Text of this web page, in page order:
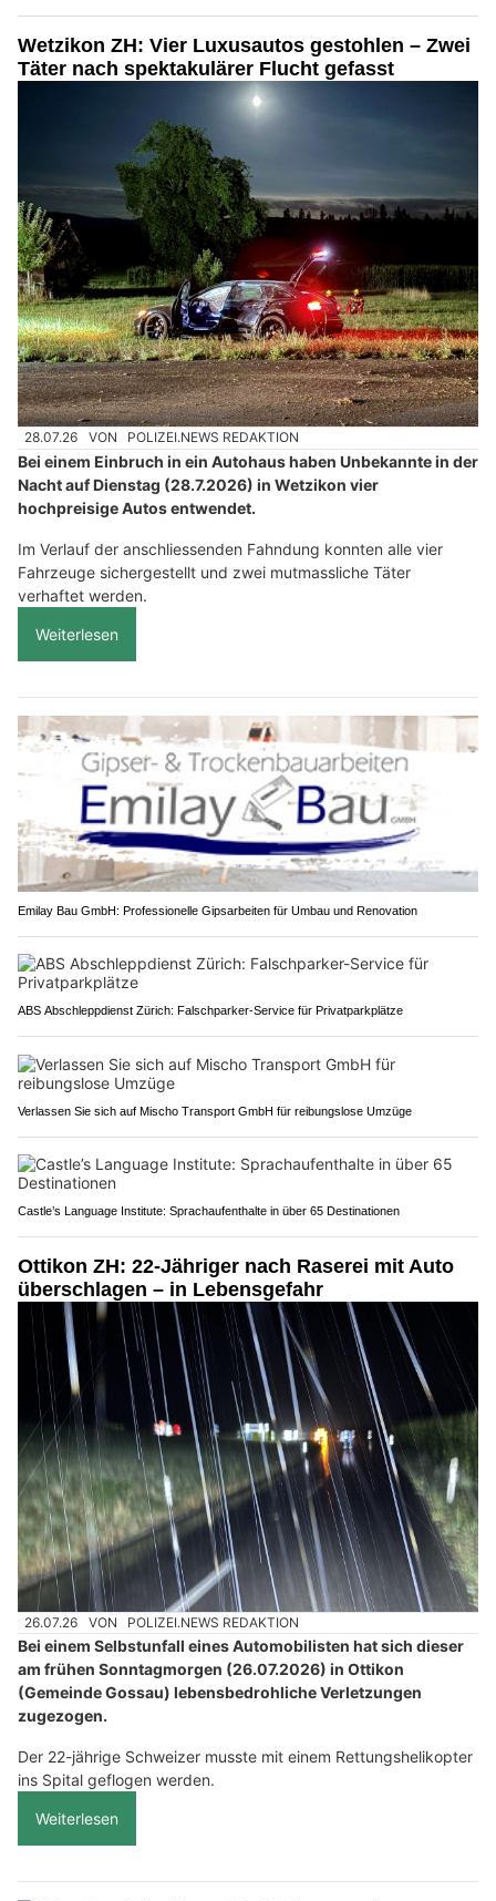
Wetzikon ZH: Vier Luxusautos gestohlen – Zwei
Täter nach spektakulärer Flucht gefasst
28.07.26 VON POLIZEI.NEWS REDAKTION
Bei einem Einbruch in ein Autohaus haben Unbekannte in der
Nacht auf Dienstag (28.7.2026) in Wetzikon vier
hochpreisige Autos entwendet.
Im Verlauf der anschliessenden Fahndung konnten alle vier
Fahrzeuge sichergestellt und zwei mutmassliche Täter
verhaftet werden.
Weiterlesen
Emilay Bau GmbH: Professionelle Gipsarbeiten für Umbau und Renovation
ABS Abschleppdienst Zürich: Falschparker-Service für Privatparkplätze
Verlassen Sie sich auf Mischo Transport GmbH für reibungslose Umzüge
Castle’s Language Institute: Sprachaufenthalte in über 65 Destinationen
Ottikon ZH: 22-Jähriger nach Raserei mit Auto
überschlagen – in Lebensgefahr
26.07.26 VON POLIZEI.NEWS REDAKTION
Bei einem Selbstunfall eines Automobilisten hat sich dieser
am frühen Sonntagmorgen (26.07.2026) in Ottikon
(Gemeinde Gossau) lebensbedrohliche Verletzungen
zugezogen.
Der 22-jährige Schweizer musste mit einem Rettungshelikopter
ins Spital geflogen werden.
Weiterlesen